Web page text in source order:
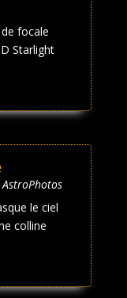
focale
Starlight
AstroPhotos
le ciel
colline